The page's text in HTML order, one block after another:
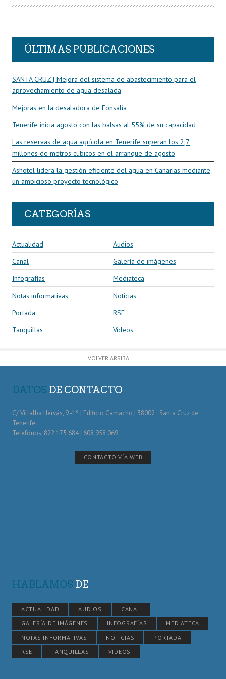
O
ÚLTIMAS PUBLICACIONES
SANTA CRUZ | Mejora del sistema de abastecimiento para el
aprovechamiento de agua desalada
Mejoras en la desaladora de Fonsalía
Tenerife inicia agosto con las balsas al 55% de su capacidad
Las reservas de agua agrícola en Tenerife superan los 2,7
millones de metros cúbicos en el arranque de agosto
Ashotel lidera la gestión eficiente del agua en Canarias mediante
un ambicioso proyecto tecnológico
CATEGORÍAS
Actualidad
Audios
Canal
Galería de imágenes
Infografías
Mediateca
Notas informativas
Noticias
Portada
RSE
Tanquillas
Vídeos
VOLVER ARRIBA
DATOS DE CONTACTO
C/ Villalba Hervás, 9 -1º | Edificio Camacho | 38002 · Santa Cruz de
Tenerife
Telefónos: 822 175 684 | 608 958 069
CONTACTO VÍA WEB
HABLAMOS DE
ACTUALIDAD AUDIOS
CANAL
GALERÍA DE IMÁGENES
INFOGRAFÍAS
MEDIATECA
NOTAS INFORMATIVAS
NOTICIAS
PORTADA
RSE
TANQUILLAS VÍDEOS